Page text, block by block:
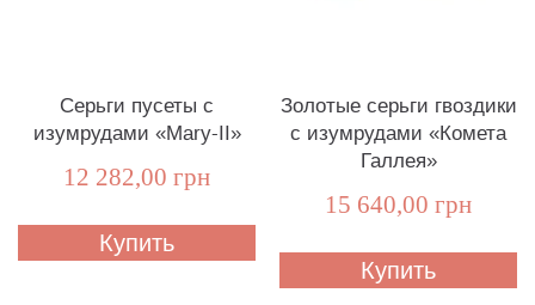
Серьги пусеты с
изумрудами «Mary-II»
12 282,00 грн
Купить
Золотые серьги гвоздики
с изумрудами «Комета
Галлея»
15 640,00 грн
Купить